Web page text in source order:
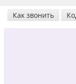
Как звонить